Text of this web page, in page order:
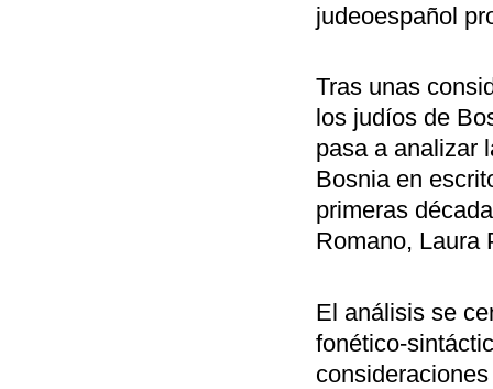
judeoespañol
Tras unas
los judíos de
pasa a analizar
Bosnia en
primeras
Romano, Laura
El análisis se
fonético-